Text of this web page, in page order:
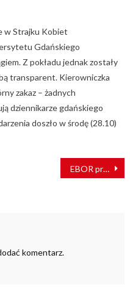
w Strajku Kobiet
Gdańskiego
Z pokładu jednak zostały
transparent. Kierowniczka
zakaz – żadnych
dziennikarze gdańskiego
doszło w środę (28.10)
EBOR przekaże UZ wsparcie finansowe
komentarz.